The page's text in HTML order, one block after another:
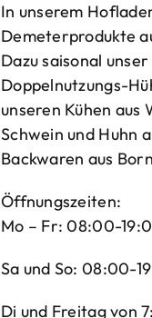
In unserem
Demeterprodukte
Dazu saisonal
Doppelnutzungs-
unseren Kühen aus
Schwein und Huhn
Backwaren aus
Öffnungszeiten:
Mo – Fr: 08:00-
Sa und So: 08:00-
Di und Freitag von